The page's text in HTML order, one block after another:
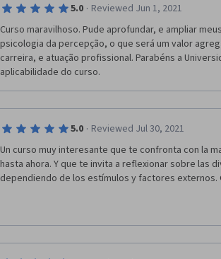
5.0 · Reviewed Jun 1, 2021
Curso maravilhoso. Pude aprofundar, e ampliar
psicologia da percepção, o que será um valor
carreira, e atuação profissional. Parabéns a
aplicabilidade do curso.
5.0 · Reviewed Jul 30, 2021
Un curso muy interesante que te confronta con la
hasta ahora. Y que te invita a reflexionar sobre las
dependiendo de los estímulos y factores externos.